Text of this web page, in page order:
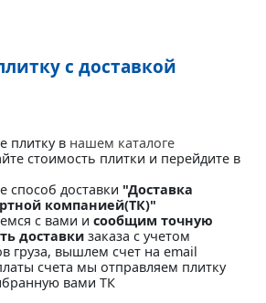
с доставкой
плитку в нашем каталоге
стоимость плитки и перейдите в
способ доставки "Доставка
компанией(ТК)"
с вами и сообщим точную
доставки заказа с учетом
груза, вышлем счет на email
счета мы отправляем плитку
вами ТК